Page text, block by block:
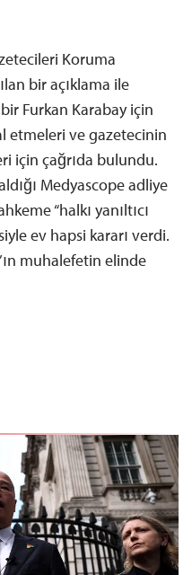
Koruma
bir açıklama ile
Furkan Karabay için
etmeleri ve gazetecinin
için çağrıda bulundu.
Medyascope adliye
“halkı yanıltıcı
ev hapsi kararı verdi.
muhalefetin elinde